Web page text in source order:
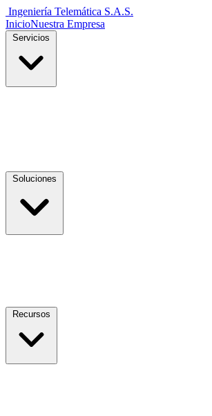
Ingeniería Telemática S.A.S.
InicioNuestra Empresa